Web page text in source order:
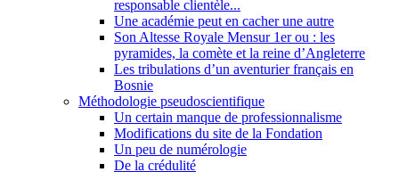
responsable clientèle...
Une académie peut en cacher une autre
Son Altesse Royale Mensur 1er ou : les
pyramides, la comète et la reine d’Angleterre
Les tribulations d’un aventurier français en
Bosnie
Méthodologie pseudoscientifique
Un certain manque de professionnalisme
Modifications du site de la Fondation
Un peu de numérologie
De la crédulité